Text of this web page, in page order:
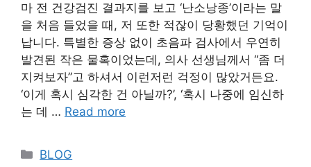
마 전 건강검진 결과지를 보고 ‘난소낭종’이라는 말
을 처음 들었을 때, 저 또한 적잖이 당황했던 기억이
납니다. 특별한 증상 없이 초음파 검사에서 우연히
발견된 작은 물혹이었는데, 의사 선생님께서 “좀 더
지켜보자”고 하셔서 이런저런 걱정이 많았거든요.
‘이게 혹시 심각한 건 아닐까?’, ‘혹시 나중에 임신하
는 데 … Read more
Categories
BLOG